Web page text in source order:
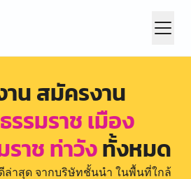
น สมัครงาน
รมราช เมือง
าช ท่าวังทั้งหมด
าสุด จากบริษัทชั้นนำ ในพื้นที่ใกล้